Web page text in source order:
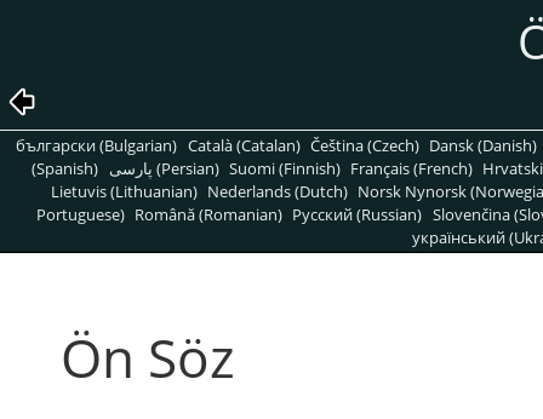
български (Bulgarian) Català (Catalan) Čeština (Czech) Dansk (Danish)
(Spanish)
پارسی (Persian) Suomi (Finnish) Français (French)
Lietuvis (Lithuanian) Nederlands (Dutch) Norsk Nynorsk
Portuguese) Română (Romanian) Pусский (Russian) Slovenčina
український
Ön Söz